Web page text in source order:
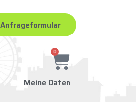
Anfrageformular
0
Meine Daten